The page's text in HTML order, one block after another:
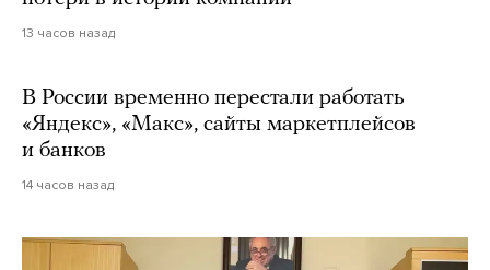
13 часов назад
В России временно перестали работать
«Яндекс», «Макс», сайты маркетплейсов
и банков
14 часов назад